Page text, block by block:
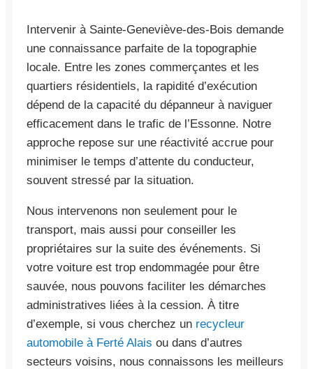
Intervenir à Sainte-Geneviève-des-Bois demande
une connaissance parfaite de la topographie
locale. Entre les zones commerçantes et les
quartiers résidentiels, la rapidité d’exécution
dépend de la capacité du dépanneur à naviguer
efficacement dans le trafic de l’Essonne. Notre
approche repose sur une réactivité accrue pour
minimiser le temps d’attente du conducteur,
souvent stressé par la situation.
Nous intervenons non seulement pour le
transport, mais aussi pour conseiller les
propriétaires sur la suite des événements. Si
votre voiture est trop endommagée pour être
sauvée, nous pouvons faciliter les démarches
administratives liées à la cession. À titre
d’exemple, si vous cherchez un recycleur
automobile à Ferté Alais ou dans d’autres
secteurs voisins, nous connaissons les meilleurs